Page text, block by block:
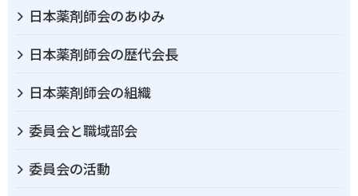
日本薬剤師会のあゆみ
日本薬剤師会の歴代会長
日本薬剤師会の組織
委員会と職域部会
委員会の活動